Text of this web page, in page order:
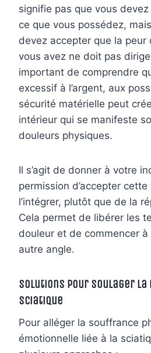
signifie pas que vous
ce que vous possédez,
devez accepter que la peur
vous avez ne doit pas
important de comprendre
excessif à l’argent, aux
sécurité matérielle peut
intérieur qui se manifeste
douleurs physiques.
Il s’agit de donner à votre
permission d’accepter
l’intégrer, plutôt que de la
Cela permet de libérer les
douleur et de commencer
autre angle.
Solutions pour Soulager la
Sciatique
Pour alléger la souffrance
émotionnelle liée à la